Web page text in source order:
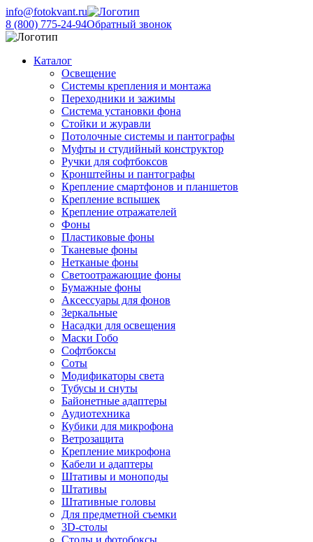
info@fotokvant.ru
8 (800) 775-24-94Обратный звонок
Каталог
Освещение
Системы крепления и монтажа
Переходники и зажимы
Система установки фона
Стойки и журавли
Потолочные системы и пантографы
Муфты и студийный конструктор
Ручки для софтбоксов
Кронштейны и пантографы
Крепление смартфонов и планшетов
Крепление вспышек
Крепление отражателей
Фоны
Пластиковые фоны
Тканевые фоны
Нетканые фоны
Светоотражающие фоны
Бумажные фоны
Аксессуары для фонов
Зеркальные
Насадки для освещения
Маски Гобо
Софтбоксы
Соты
Модификаторы света
Тубусы и снуты
Байонетные адаптеры
Аудиотехника
Кубики для микрофона
Ветрозащита
Крепление микрофона
Кабели и адаптеры
Штативы и моноподы
Штативы
Штативные головы
Для предметной съемки
3D-столы
Столы и фотобоксы